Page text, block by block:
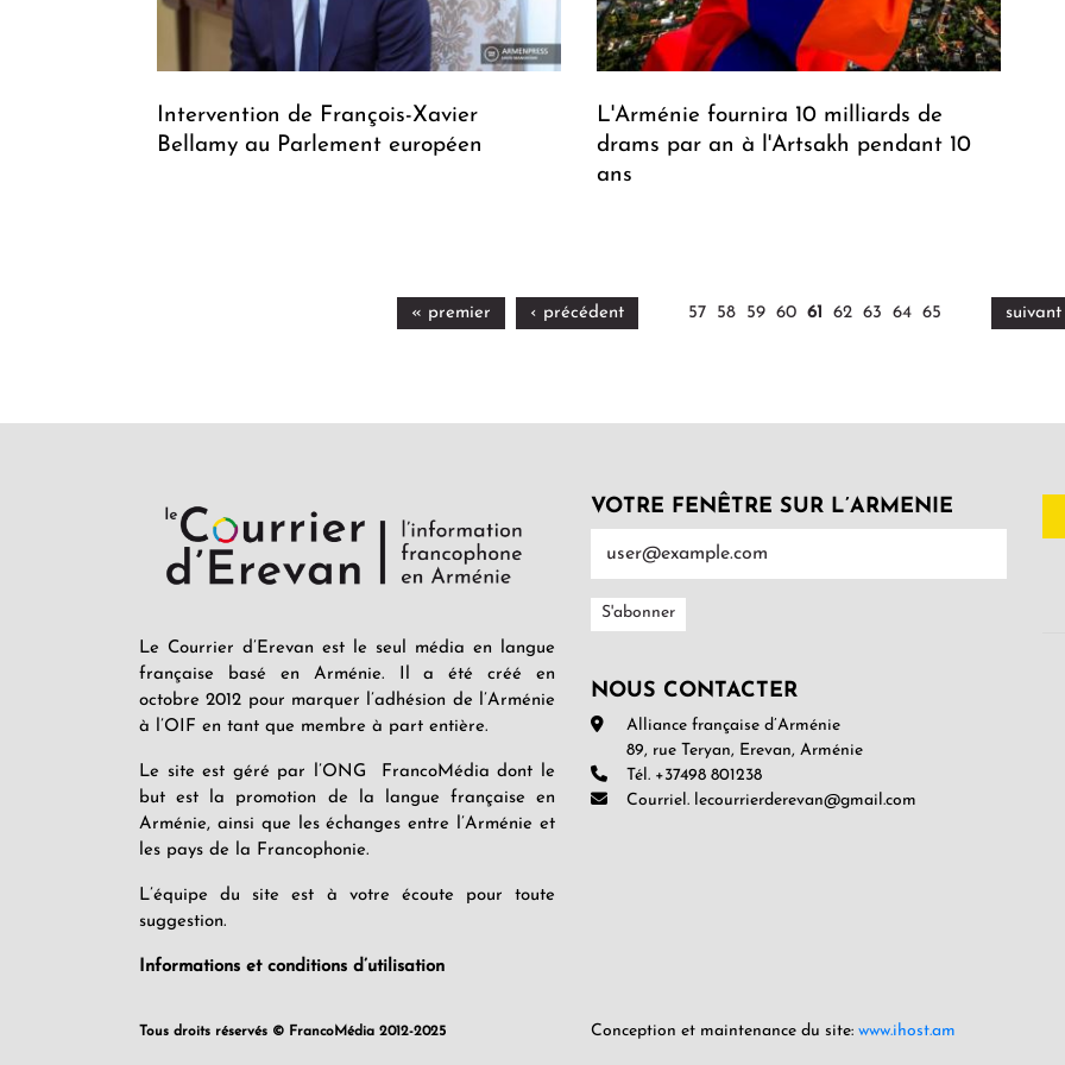
Intervention de François-Xavier
Bellamy au Parlement européen
L'Arménie fournira 10 milliards de
drams par an à l'Artsakh pendant 10
ans
« premier ‹ précédent 57 58 59 60 61 62 63 64 65 suivant
Le Courrier d’Erevan est le seul média en langue
française basé en Arménie. Il a été créé en
octobre 2012 pour marquer l’adhésion de l’Arménie
à l’OIF en tant que membre à part entière.
Le site est géré par l’ONG FrancoMédia dont le
but est la promotion de la langue française en
Arménie, ainsi que les échanges entre l’Arménie et
les pays de la Francophonie.
L’équipe du site est à votre écoute pour toute
suggestion.
Informations et conditions d’utilisation
Tous droits réservés © FrancoMédia 2012-2025
VOTRE FENÊTRE SUR L’ARMENIE
NOUS CONTACTER
Alliance française d’Arménie
89, rue Teryan, Erevan, Arménie
Tél. +37498 801238
Courriel. lecourrierderevan@gmail.com
Conception et maintenance du site: www.ihost.am